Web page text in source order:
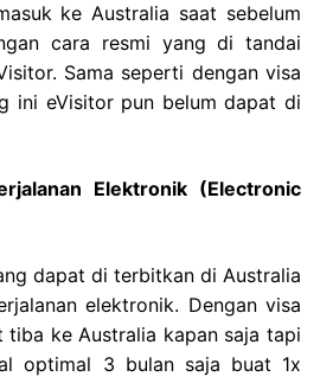
ke Australia saat sebelum
cara resmi yang di tandai
Sama seperti dengan visa
ini eVisitor pun belum dapat di
Elektronik (Electronic
dapat di terbitkan di Australia
elektronik. Dengan visa
tiba ke Australia kapan saja tapi
optimal 3 bulan saja buat 1x